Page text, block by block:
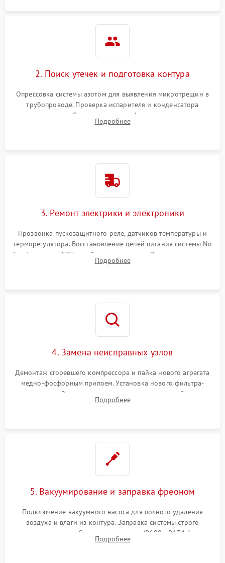
1800 ₽
2. Поиск утечек и подготовка контура
Опрессовка системы азотом для выявления микротрещин в
трубопроводе. Проверка испарителя и конденсатора
течеискателем. Демонтаж старого фильтра-осушителя и
продувка капиллярной трубки для устранения засоров.
Подробнее
3. Ремонт электрики и электроники
Прозвонка пускозащитного реле, датчиков температуры и
терморегулятора. Восстановление цепей питания системы No
Frost, включая ТЭН оттайки и вентилятор. Ремонт или замена
платы управления при сбоях алгоритмов.
Подробнее
4. Замена неисправных узлов
Демонтаж сгоревшего компрессора и пайка нового агрегата
медно-фосфорным припоем. Установка нового фильтра-
осушителя. Замена изношенных вентиляторов обдува,
сломанных заслонок или поврежденных дверных петель.
Подробнее
5. Вакуумирование и заправка фреоном
Подключение вакуумного насоса для полного удаления
воздуха и влаги из контура. Заправка системы строго
дозированным объемом хладагента (R600a, R134a) по
электронным весам. Контроль рабочего давления в системе.
Подробнее